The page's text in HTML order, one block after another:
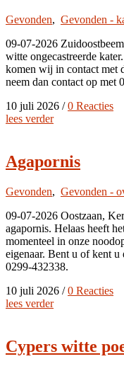
Gevonden, Gevonden -
09-07-2026
witte ongecastreerde
komen wij in contact met
neem dan contact op met
10 juli 2026 / 0 Reacties
lees verder
Agapornis
Gevonden, Gevonden -
09-07-2026 Oostzaan,
agapornis. Helaas heeft
momenteel in onze
eigenaar. Bent u of kent u
0299-432338.
10 juli 2026 / 0 Reacties
lees verder
Cypers witte